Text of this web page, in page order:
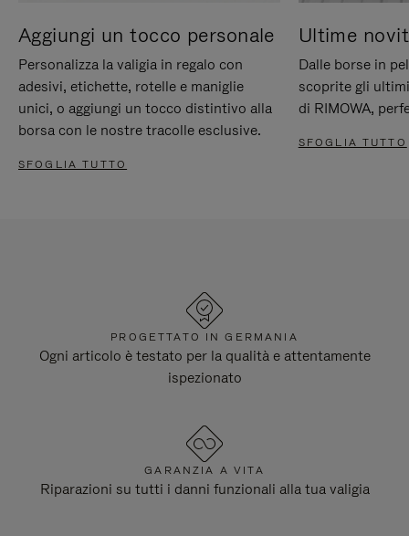
Aggiungi un tocco personale
Personalizza la valigia in regalo con
adesivi, etichette, rotelle e maniglie
unici, o aggiungi un tocco distintivo alla
borsa con le nostre tracolle esclusive.
SFOGLIA TUTTO
Ultime
Dalle borse in
scoprite gli
di RIMOWA,
SFOGLIA TUTTO
PROGETTATO IN GERMANIA
Ogni articolo è testato per la qualità e attentamente
ispezionato
GARANZIA A VITA
Riparazioni su tutti i danni funzionali alla tua valigia